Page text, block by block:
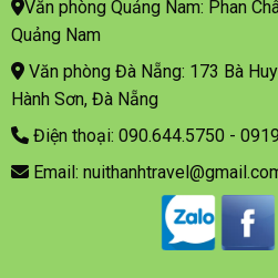
Văn phòng Quảng Nam: Phan
Quảng Nam
Văn phòng Đà Nẵng: 173 Bà
Hành Sơn, Đà Nẵng
Điện thoại: 090.644.5750 -
Email: